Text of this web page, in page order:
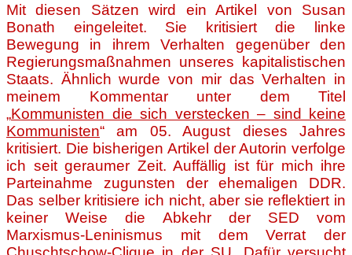
Mit diesen Sätzen wird ein Artikel von Susan
Bonath eingeleitet. Sie kritisiert die linke
Bewegung in ihrem Verhalten gegenüber den
Regierungsmaßnahmen unseres kapitalistischen
Staats. Ähnlich wurde von mir das Verhalten in
meinem Kommentar unter dem Titel
„Kommunisten die sich verstecken – sind keine
Kommunisten“ am 05. August dieses Jahres
kritisiert. Die bisherigen Artikel der Autorin verfolge
ich seit geraumer Zeit. Auffällig ist für mich ihre
Parteinahme zugunsten der ehemaligen DDR.
Das selber kritisiere ich nicht, aber sie reflektiert in
keiner Weise die Abkehr der SED vom
Marxismus-Leninismus mit dem Verrat der